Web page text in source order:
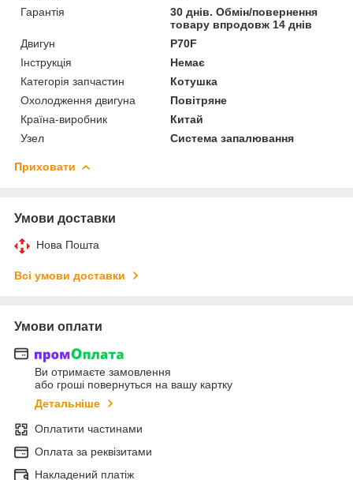
Гарантія
30 днів. Обмін/повернення
товару впродовж 14 днів
Двигун
P70F
Інструкція
Немає
Категорія запчастин
Котушка
Охолодження двигуна
Повітряне
Країна-виробник
Китай
Узел
Система запалювання
Приховати
Умови доставки
Нова Пошта
Всі умови доставки
Умови оплати
Ви отримаєте замовлення
або гроші повернуться на вашу картку
Детальніше
Оплатити частинами
Оплата за реквізитами
Накладений платіж